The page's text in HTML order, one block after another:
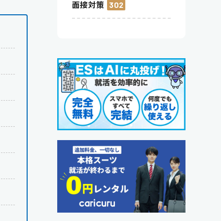
面接対策 302